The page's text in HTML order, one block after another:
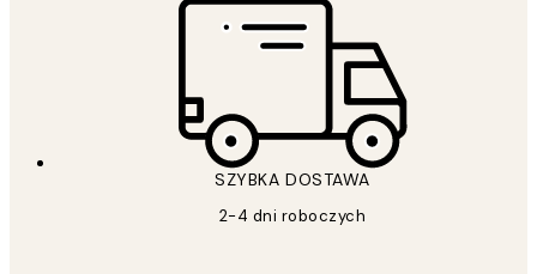
SZYBKA DOSTAWA
2-4 dni roboczych